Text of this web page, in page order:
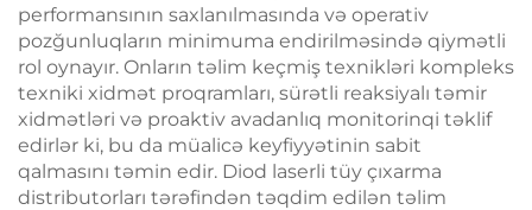
performansının saxlanılmasında və operativ
pozğunluqların minimuma endirilməsində qiymətli
rol oynayır. Onların təlim keçmiş texnikləri kompleks
texniki xidmət proqramları, sürətli reaksiyalı təmir
xidmətləri və proaktiv avadanlıq monitorinqi təklif
edirlər ki, bu da müalicə keyfiyyətinin sabit
qalmasını təmin edir. Diod laserli tüy çıxarma
distributorları tərəfindən təqdim edilən təlim